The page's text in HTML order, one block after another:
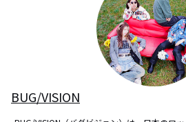
BUG/VISION